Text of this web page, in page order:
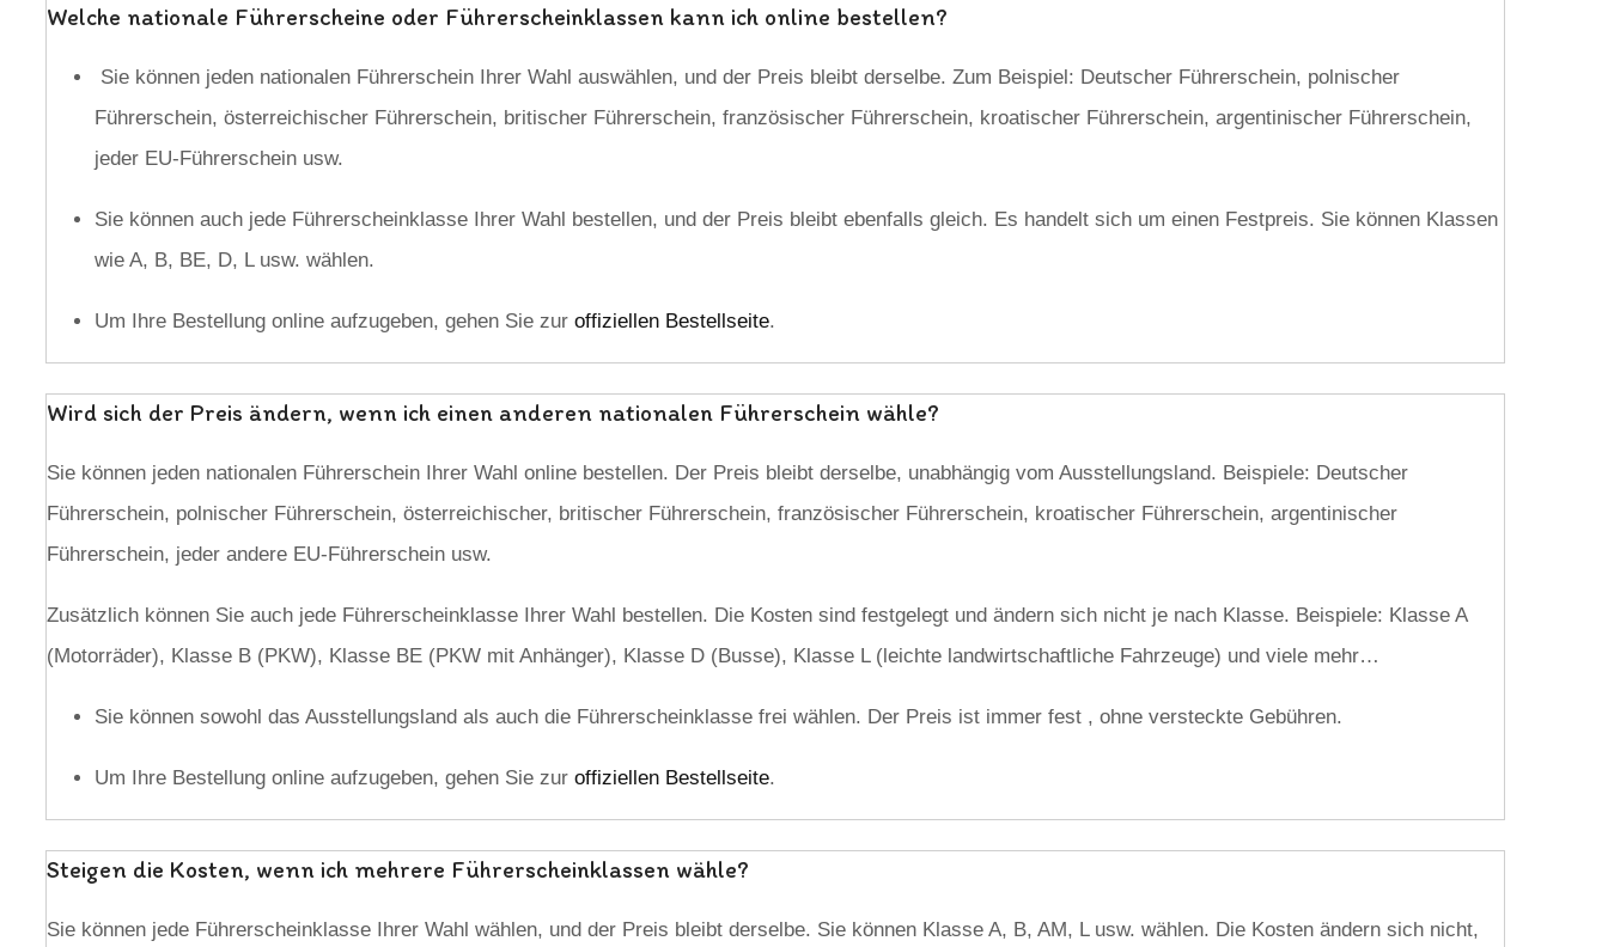
Welche nationale Führerscheine oder Führerscheinklassen kann ich online bestellen?
Sie können jeden nationalen Führerschein Ihrer Wahl auswählen, und der Preis bleibt derselbe. Zum Beispiel: Deutscher Führerschein, polnischer
Führerschein, österreichischer Führerschein, britischer Führerschein, französischer Führerschein, kroatischer Führerschein, argentinischer Führerschein,
jeder EU-Führerschein usw.
Sie können auch jede Führerscheinklasse Ihrer Wahl bestellen, und der Preis bleibt ebenfalls gleich. Es handelt sich um einen Festpreis. Sie können Klassen
wie A, B, BE, D, L usw. wählen.
Um Ihre Bestellung online aufzugeben, gehen Sie zur offiziellen Bestellseite.
Wird sich der Preis ändern, wenn ich einen anderen nationalen Führerschein wähle?
Sie können jeden nationalen Führerschein Ihrer Wahl online bestellen. Der Preis bleibt derselbe, unabhängig vom Ausstellungsland. Beispiele: Deutscher
Führerschein, polnischer Führerschein, österreichischer, britischer Führerschein, französischer Führerschein, kroatischer Führerschein, argentinischer
Führerschein, jeder andere EU-Führerschein usw.
Zusätzlich können Sie auch jede Führerscheinklasse Ihrer Wahl bestellen. Die Kosten sind festgelegt und ändern sich nicht je nach Klasse. Beispiele: Klasse A
(Motorräder), Klasse B (PKW), Klasse BE (PKW mit Anhänger), Klasse D (Busse), Klasse L (leichte landwirtschaftliche Fahrzeuge) und viele mehr…
Sie können sowohl das Ausstellungsland als auch die Führerscheinklasse frei wählen. Der Preis ist immer fest , ohne versteckte Gebühren.
Um Ihre Bestellung online aufzugeben, gehen Sie zur offiziellen Bestellseite.
Steigen die Kosten, wenn ich mehrere Führerscheinklassen wähle?
Sie können jede Führerscheinklasse Ihrer Wahl wählen, und der Preis bleibt derselbe. Sie können Klasse A, B, AM, L usw. wählen. Die Kosten ändern sich nicht,